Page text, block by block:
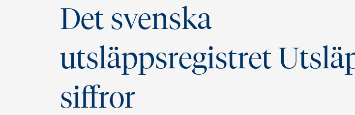
Det svenska
utsläppsregistret
siffror